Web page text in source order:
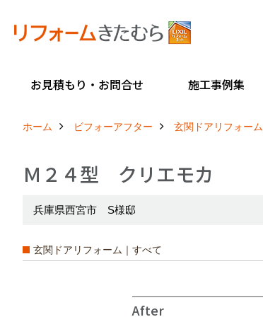
お見積もり・お問合せ 施工事例集
ホーム ビフォーアフター 玄関ドアリフォーム
Ｍ２４型 クリエモカ
兵庫県西宮市 S様邸
玄関ドアリフォーム｜すべて
After